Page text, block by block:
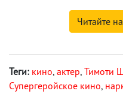
Читайте
Теги: кино, актер, Тимоти
Супергеройское кино,